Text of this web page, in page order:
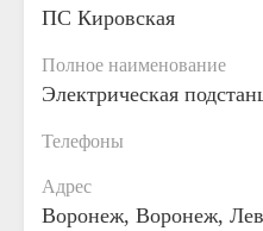
ПС Кировская
Полное наименование
Электрическая
Телефоны
Адрес
Воронеж, Воронеж,